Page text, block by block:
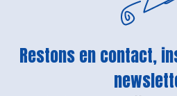
Restons en contact,